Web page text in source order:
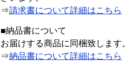
⇒請求書について詳細はこちら
■納品書について
お届けする商品に同梱致します。
⇒納品書について詳細はこちら